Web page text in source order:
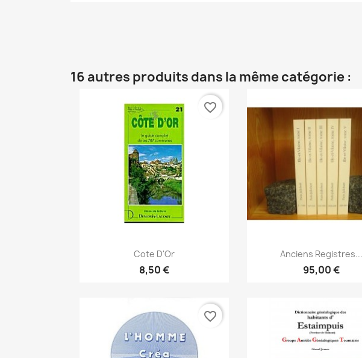
16 autres produits dans la même catégorie :
Aperçu rapide
Cote D'Or
8,50 €
favorite_border
Aperçu rapide
Anciens Registres...
95,00 €
favorite_border